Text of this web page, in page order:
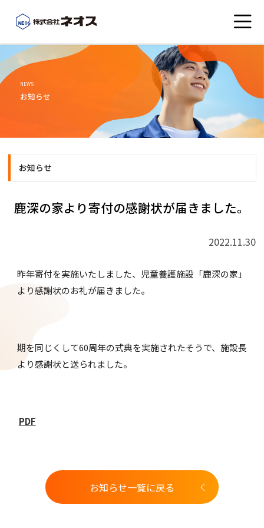
会社概要
事業紹介
採用情報
NEWS
お知らせ
お知らせ
鹿深の家より寄付の感謝状が届きました。
2022.11.30
昨年寄付を実施いたしました、児童養護施設「鹿深の家」
より感謝状のお礼が届きました。
期を同じくして60周年の式典を実施されたそうで、施設長
より感謝状と送られました。
PDF
お知らせ一覧に戻る